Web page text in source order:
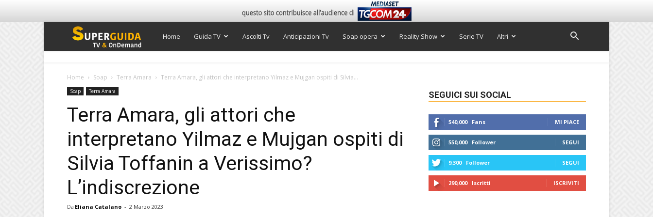
Super
Home Guida TV Ascolti Tv Anticipazioni Tv Soap opera Reality Show Serie TV Altri
Home Soap Terra Amara Terra Amara, gli attori che interpretano Yilmaz e Mujgan ospiti di Silvia...
Soap Terra Amara
Terra Amara, gli attori che
interpretano Yilmaz e Mujgan ospiti di
Silvia Toffanin a Verissimo?
L’indiscrezione
Da Eliana Catalano - 2 Marzo 2023
SEGUICI SUI SOCIAL
540,000 Fans MI PIACE
550,000 Follower SEGUI
9,300 Follower SEGUI
290,000 Iscritti ISCRIVITI